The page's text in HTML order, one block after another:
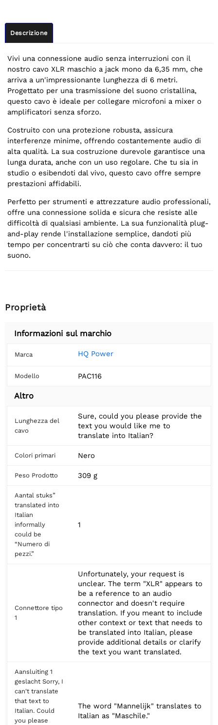
Descrizione
Vivi una connessione audio senza interruzioni con il
nostro cavo XLR maschio a jack mono da 6,35 mm, che
arriva a un'impressionante lunghezza di 6 metri.
Progettato per una trasmissione del suono cristallina,
questo cavo è ideale per collegare microfoni a mixer o
amplificatori senza sforzo.
Costruito con una protezione robusta, assicura
interferenze minime, offrendo costantemente audio di
alta qualità. La sua costruzione durevole garantisce una
lunga durata, anche con un uso regolare. Che tu sia in
studio o esibendoti dal vivo, questo cavo offre sempre
prestazioni affidabili.
Perfetto per strumenti e attrezzature audio professionali,
offre una connessione solida e sicura che resiste alle
difficoltà di qualsiasi ambiente. La sua funzionalità plug-
and-play rende l'installazione semplice, dandoti più
tempo per concentrarti su ciò che conta davvero: il tuo
suono.
Proprietà
Informazioni sul marchio
Marca HQ Power
Modello PAC116
Altro
Lunghezza del
cavo
Sure, could you please provide the
text you would like me to
translate into Italian?
Colori primari Nero
Peso Prodotto 309 g
Aantal stuks”
translated into
Italian
informally
could be
“Numero di
pezzi.”
1
Connettore tipo
1
Unfortunately, your request is
unclear. The term "XLR" appears to
be a reference to an audio
connector and doesn't require
translation. If you meant to include
other context or text that needs to
be translated into Italian, please
provide additional details or clarify
the text you want translated.
Aansluiting 1
geslacht Sorry, I
can't translate
that text to
Italian. Could
you please
The word "Mannelijk" translates to
Italian as "Maschile."